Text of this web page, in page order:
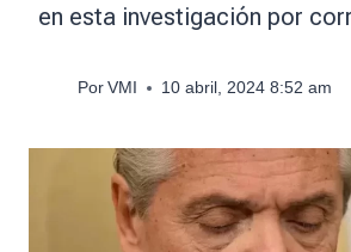
en esta investigación por
Por VMI 10 abril, 2024 8:52 am